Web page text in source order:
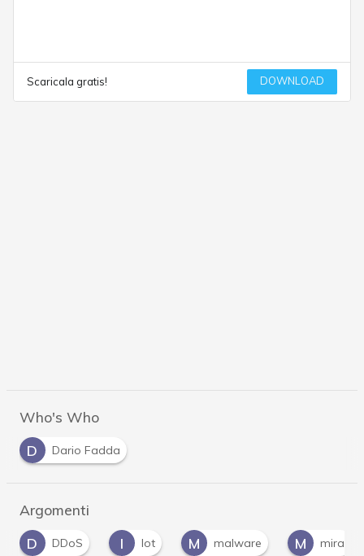
Scaricala gratis! DOWNLOAD
Who's Who
D
Dario Fadda
Argomenti
D
DDoS I Iot M malware M mirai